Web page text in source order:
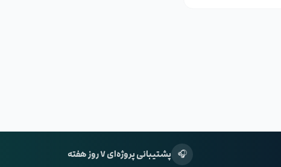
🎧 پشتیبانی پروژه‌ای ۷ روز هفته